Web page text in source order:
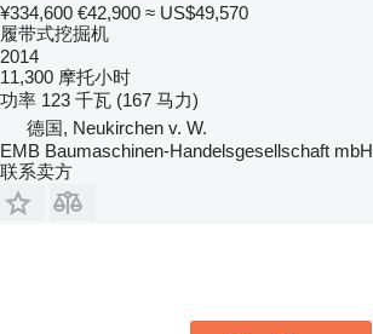
¥334,600 €42,900 ≈ US$49,570
履带式挖掘机
2014
11,300 摩托小时
功率 123 千瓦 (167 马力)
德国, Neukirchen v. W.
EMB Baumaschinen-Handelsgesellschaft mbH
联系卖方